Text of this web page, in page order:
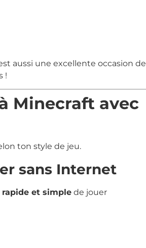
aussi une excellente occasion de
!
Minecraft avec
ton style de jeu.
sans Internet
et simple de jouer